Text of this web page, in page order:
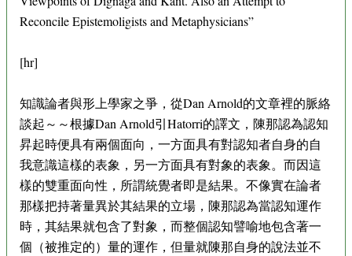
Reconcile Epistemoligists and Metaphysicians”
[hr]
知識論者與形上學家之爭，從Dan Arnold的文章裡的脈絡
談起～～根據Dan Arnold引Hatorri的譯文，陳那認為認知
昇起時便具有兩個面向，一方面具有對認知者自身的自
我意識這樣的表象，另一方面具有對象的表象。而因這
樣的雙重面向性，所謂統覺者即是結果。不像實在論者
那樣把持著量異於其結果的立場，陳那認為當認知運作
時，其結果就包含了對象，而整個認知譬喻地包含著一
個（被推定的）量的運作，但量就陳那自身的說法並不